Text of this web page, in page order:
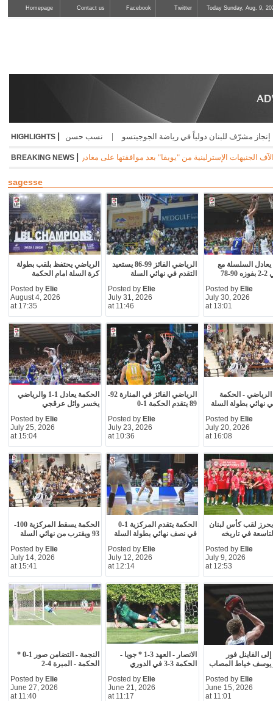
Homepage Contact us Facebook Twitter Today Sunday, Aug. 9,
HIGHLIGHTS |
نسب حسن أفضل حكم في تايكواندو كوريا | للبنان دولياً في رياضة الجوجيتسو
BREAKING NEWS |
من "يويفا" بعد موافقتها على مغادرته على خلفية العلاقة المزعومة مع
sagesse
الرياضي يحتفظ بلقب بطولة
كرة السلة امام الحكمة
Posted by Elie
August 4, 2026
at 17:35
الرياضي الفائز 99-86 يستعيد
التقدم في نهائي السلة
Posted by Elie
July 31, 2026
at 11:46
يعادل السلسلة مع
78
Posted by Elie
July 30, 2026
at 13:01
الحكمة يعادل 1-1 والرياضي
يخسر وائل عرقجي
Posted by Elie
July 25, 2026
at 15:04
الرياضي الفائز في المنارة 92-
89 يتقدم الحكمة 1-0
Posted by Elie
July 23, 2026
at 10:36
- الحكمة
نهائي بطولة السلة
Posted by Elie
July 20, 2026
at 16:08
الحكمة يسقط المركزية 100-
93 ويقترب من نهائي السلة
Posted by Elie
July 14, 2026
at 15:41
الحكمة يتقدم المركزية 1-0
في نصف نهائي بطولة السلة
Posted by Elie
July 12, 2026
at 12:14
يحرز لقب كأس لبنان
في تاريخه
Posted by Elie
July 9, 2026
at 12:53
النجمة - التضامن صور 1-0 *
الحكمة - المبرة 4-2
Posted by Elie
June 27, 2026
at 11:40
الانصار - العهد 3-1 * جويا -
الحكمة 3-3 في الدوري
Posted by Elie
June 21, 2026
at 11:17
الفاينل فور
خياط المصاب
Posted by Elie
June 15, 2026
at 11:01